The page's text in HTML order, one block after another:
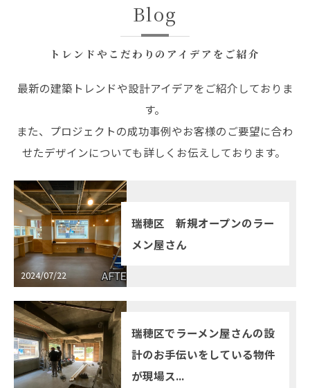
トレンドやこだわりのアイデアをご紹介
Blog
最新の建築トレンドや設計アイデアをご紹介しておりま
す。
また、プロジェクトの成功事例やお客様のご要望に合わ
せたデザインについても詳しくお伝えしております。
2024/07/22
瑞穂区 新規オープンのラー
メン屋さん
瑞穂区でラーメン屋さんの設
計のお手伝いをしている物件
が現場ス...